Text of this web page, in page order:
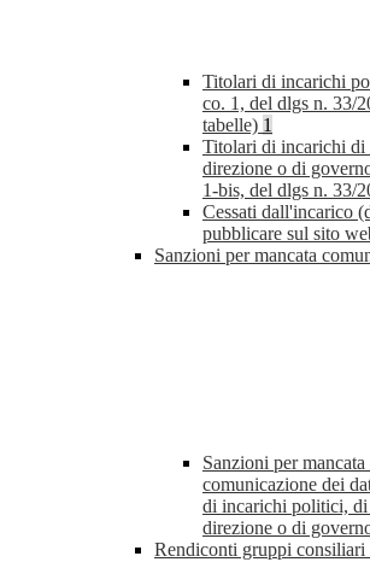
Titolari di incarichi
co. 1, del dlgs n. 33/
tabelle) 1
Titolari di incarichi di
direzione o di
1-bis, del dlgs n. 33/
Cessati dall'incarico
pubblicare sul sito
Sanzioni per mancata
Sanzioni per
comunicazione dei
di incarichi politici, di
direzione o di
Rendiconti gruppi